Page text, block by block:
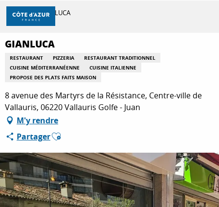
Aller
contenu
principal
DÉCOUVRIR
À FAIRE
SÉJOURNER
Accueil GIANLUCA
GIANLUCA
RESTAURANT PIZZERIA
RESTAURANT TRADITIONNEL
CUISINE MÉDITERRANÉENNE
CUISINE ITALIENNE
PROPOSE DES PLATS FAITS MAISON
8 avenue des Martyrs de la Résistance, Centre-ville de
Vallauris, 06220 Vallauris Golfe - Juan
M'y rendre
PartagerAjouter aux favoris